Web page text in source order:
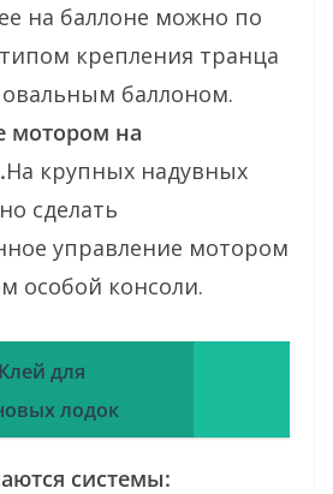
на баллоне можно по
крепления транца
овальным баллоном.
мотором на
На крупных надувных
сделать
управление мотором
особой консоли.
Клей для
лодок
системы: